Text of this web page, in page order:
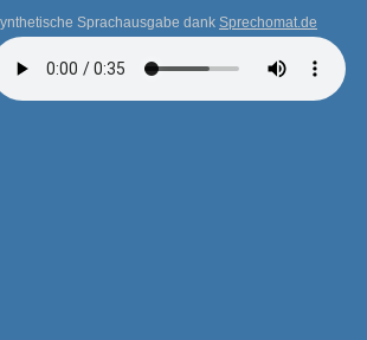
Sprachausgabe dank Sprechomat.de